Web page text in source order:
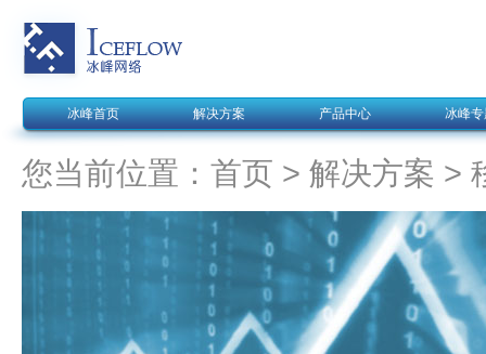
冰峰首页 解决方案 产品中心 冰峰专
您当前位置： 首页 > 解决方案 >